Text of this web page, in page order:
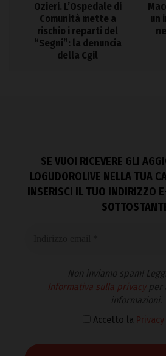
Ozieri. L’Ospedale di
Comunità mette a
rischio i reparti del
“Segni”: la denuncia
della Cgil
un
SE VUOI RICEVERE GLI
LOGUDOROLIVE NELLA TUA
INSERISCI IL TUO INDIRIZZO
Non inviamo spam!
Informativa sulla privacyper
informazioni.
Accetto la